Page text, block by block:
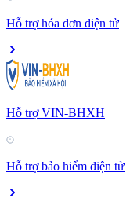
Hỗ trợ hóa đơn điện tử
Hỗ trợ VIN-BHXH
Hỗ trợ bảo hiểm điện tử